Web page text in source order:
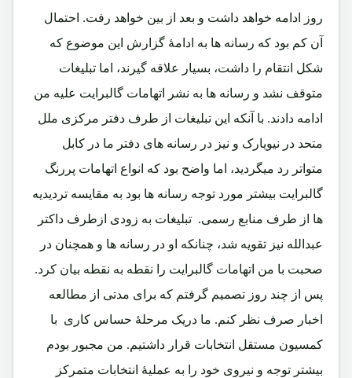
روز ادامه خواهد داشت و بعد از بین خواهد رفت. احتمال
آن کم بود که رسانه ها به ادامۀ گزارش این موضوع که
شکل انتقام را داشت، بسیار علاقه گیرند، اما تبلیغات
متوقف نشد و رسانه ها به نشر اتهامات گالبرایت علیه من
ادامه دادند. با آنکه این تبلیغات از طرف دفتر مرکزی ملل
متحد در نیویارک و نیز در رسانه های دفتر ما در کابل
متواتر رد میگردید، اما واضح بود که انواع اتهامات پررنگ
گالبرایت بیشتر مورد توجه رسانه ها بود به مقایسه تردیدیه
ها از طرف منابع رسمی. تبلیغات به زودی ازطرف داکتر
عبدالله نیز تقویه شد، چنانکه او در رسانه ها و همچنان در
صحبت با من اتهامات گالبرایت را نقطه به نقطه بیان کرد.
پس از چند روز تصمیم گرفتم که برای مدتی از مطالعه
اخبار صرف نظر کنم. ما دریک مرحلۀ حساس کاری با
کمسیون مستقل انتخابات قرار داشتیم. من مجبور بودم
بیشتر توجه و نیروی خود را به عملیۀ انتخابات متمرکز